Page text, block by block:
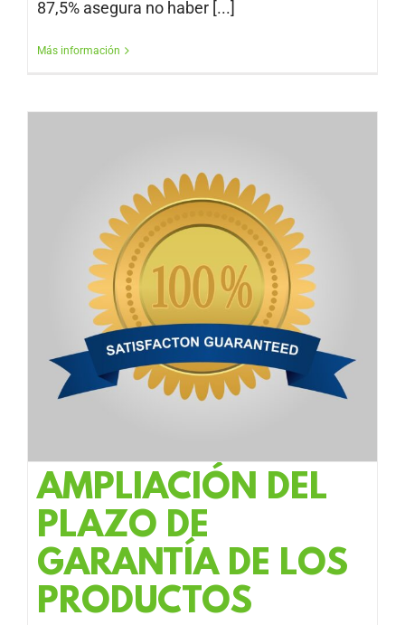
87,5% asegura no haber [...]
Más información
AMPLIACIÓN DEL
PLAZO DE
GARANTÍA DE LOS
PRODUCTOS